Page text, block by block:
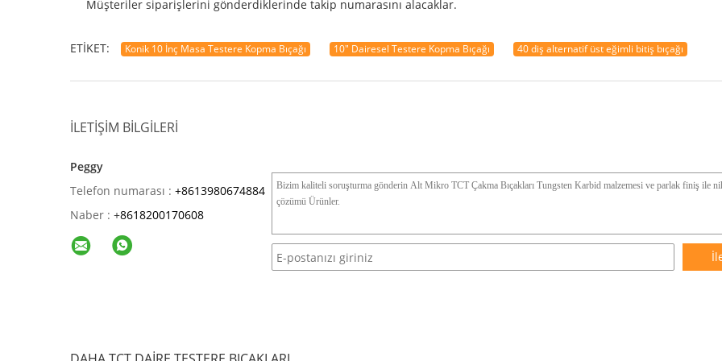
Müşteriler siparişlerini gönderdiklerinde takip numarasını alacaklar.
ETIKET: Konik 10 İnç Masa Testere Kopma Bıçağı 10" Dairesel Testere Kopma Bıçağı 40 diş alternatif üst eğimli bitiş bıçağı
İLETIŞIM BILGILERI
Peggy
Telefon numarası : +8613980674884
Naber : +8618200170608